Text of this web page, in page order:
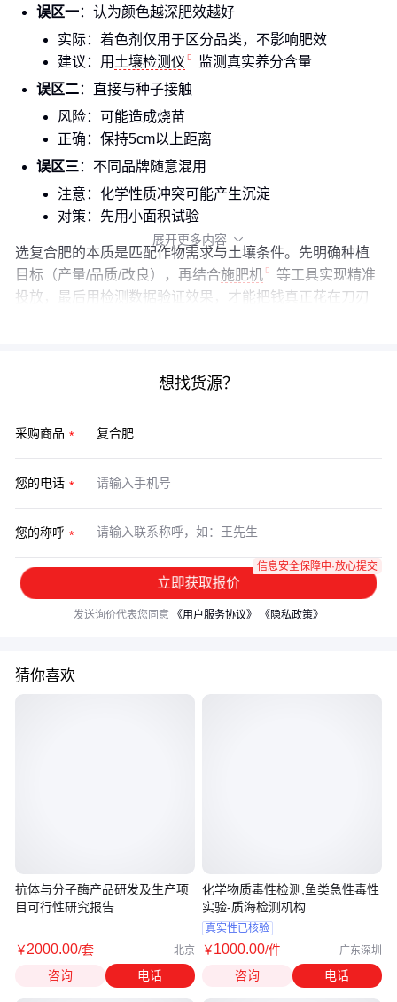
误区一：认为颜色越深肥效越好
实际：着色剂仅用于区分品类，不影响肥效
建议：用 土壤检测仪
监测真实养分含量
误区二：直接与种子接触
风险：可能造成烧苗
正确：保持5cm以上距离
误区三：不同品牌随意混用
注意：化学性质冲突可能产生沉淀
对策：先用小面积试验
选复合肥的本质是匹配作物需求与土壤条件。先明确种植
目标（产量/品质/改良），再结合施肥机
等工具实现精准
投放，最后用检测数据验证效果，才能把钱真正花在刀刃
展开更多内容 
想找货源？
采购商品
您的电话
您的称呼
立即获取报价
信息安全保障中·放心提交
发送询价代表您同意 《用户服务协议》 《隐私政策》
猜你喜欢
抗体与分子酶产品研发及生产项
目可行性研究报告
￥2000.00/套 北京
咨询 电话
化学物质毒性检测,鱼类急性毒性
实验-质海检测机构
真实性已核验
￥1000.00/件 广东深圳
咨询 电话